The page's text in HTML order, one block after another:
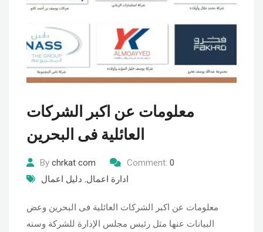
معلومات عن اكبر الشركات
العائلية فى البحرين
By chrkat com Comment: 0
ادارة اعمال, دليل اعمال
معلومات عن اكبر الشركات العائلية فى البحرين وعض
البيانات عنها مثل رئيس مجلس الإدارة للشركة وسنه